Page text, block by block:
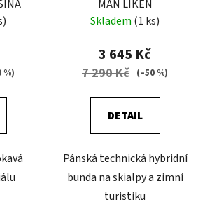
%)
MAN LIKEN
Skladem (1 ks)
3 645 Kč
7 290 Kč (–50 %)
DETAIL
Pánská technická hybridní
bunda na skialpy a zimní
turistiku